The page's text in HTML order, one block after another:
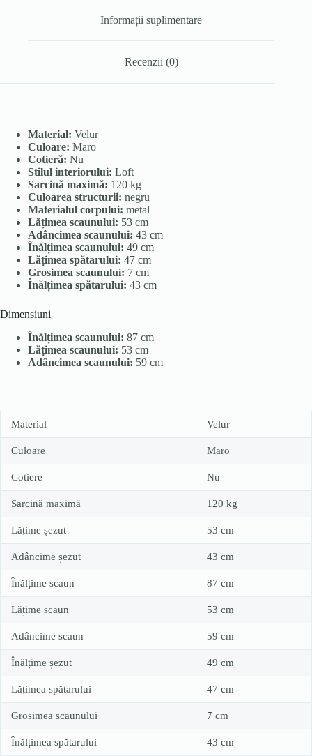
Informații suplimentare
Recenzii (0)
Material: Velur
Culoare: Maro
Cotieră: Nu
Stilul interiorului: Loft
Sarcină maximă: 120 kg
Culoarea structurii: negru
Materialul corpului: metal
Lățimea scaunului: 53 cm
Adâncimea scaunului: 43 cm
Înălțimea scaunului: 49 cm
Lățimea spătarului: 47 cm
Grosimea scaunului: 7 cm
Înălțimea spătarului: 43 cm
Dimensiuni
Înălțimea scaunului: 87 cm
Lățimea scaunului: 53 cm
Adâncimea scaunului: 59 cm
Material Velur
Culoare Maro
Cotiere Nu
Sarcină maximă 120 kg
Lățime șezut 53 cm
Adâncime șezut 43 cm
Înălțime scaun 87 cm
Lățime scaun 53 cm
Adâncime scaun 59 cm
Înălțime șezut 49 cm
Lățimea spătarului 47 cm
Grosimea scaunului 7 cm
Înălțimea spătarului 43 cm